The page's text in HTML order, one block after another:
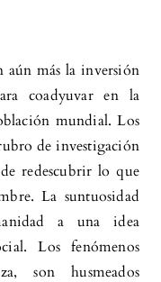
aún más la inversión
coadyuvar en la
mundial. Los
de investigación
redescubrir lo que
La suntuosidad
a una idea
Los fenómenos
son husmeados